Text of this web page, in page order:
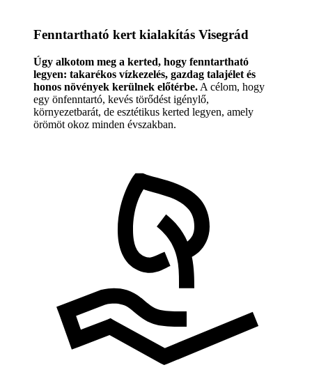
Fenntartható kert kialakítás Visegrád
Úgy alkotom meg a kerted, hogy fenntartható
legyen: takarékos vízkezelés, gazdag talajélet és
honos növények kerülnek előtérbe. A célom, hogy
egy önfenntartó, kevés törődést igénylő,
környezetbarát, de esztétikus kerted legyen, amely
örömöt okoz minden évszakban.